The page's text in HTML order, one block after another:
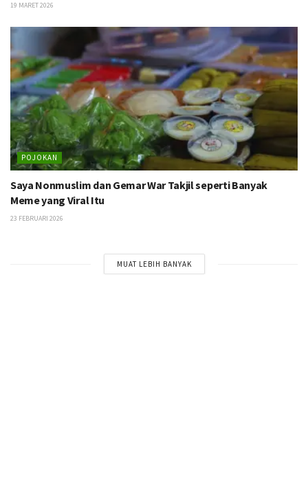
19 MARET 2026
POJOKAN
Saya Nonmuslim dan Gemar War Takjil seperti Banyak
Meme yang Viral Itu
23 FEBRUARI 2026
MUAT LEBIH BANYAK